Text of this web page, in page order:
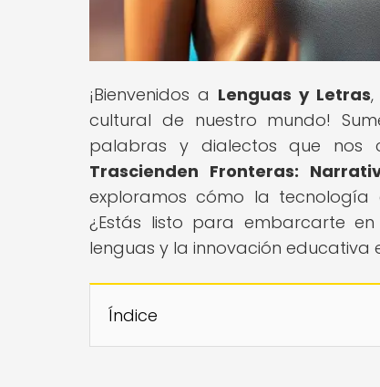
¡Bienvenidos a Lenguas y Letras
cultural de nuestro mundo!
palabras y dialectos que nos
Trascienden Fronteras:
exploramos cómo la
¿Estás listo para embarcarte
lenguas y la innovación educativa
Índice